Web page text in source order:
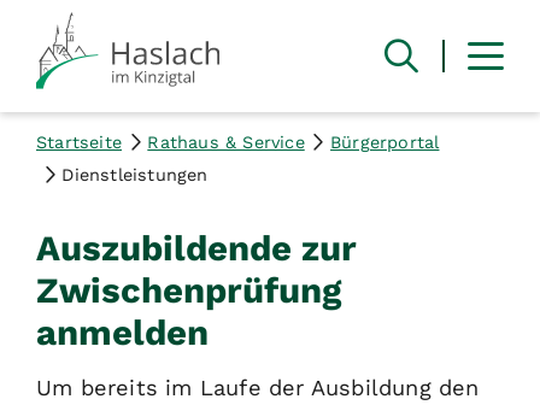
Startseite Rathaus & Service
Bürgerportal
Dienstleistungen
Auszubildende zur
Zwischenprüfung
anmelden
Um bereits im Laufe der Ausbildung den